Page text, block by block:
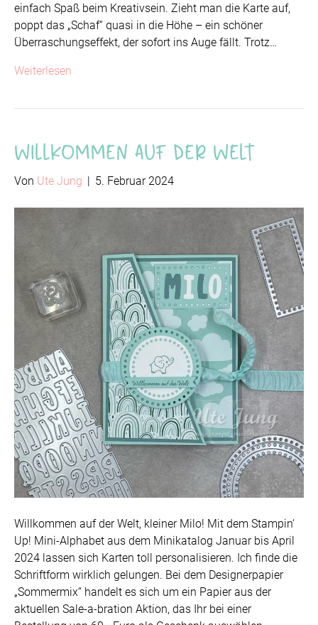
einfach Spaß beim Kreativsein. Zieht man die Karte auf,
poppt das „Schaf“ quasi in die Höhe – ein schöner
Überraschungseffekt, der sofort ins Auge fällt. Trotz…
Weiterlesen
Willkommen auf der Welt
Von Ute Jung | 5. Februar 2024
Willkommen auf der Welt, kleiner Milo! Mit dem Stampin‘
Up! Mini-Alphabet aus dem Minikatalog Januar bis April
2024 lassen sich Karten toll personalisieren. Ich finde die
Schriftform wirklich gelungen. Bei dem Designerpapier
„Sommermix“ handelt es sich um ein Papier aus der
aktuellen Sale-a-bration Aktion, das Ihr bei einer